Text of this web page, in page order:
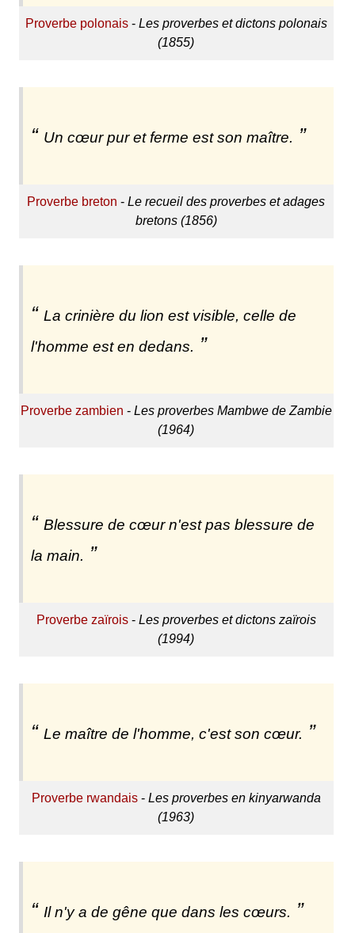
Proverbe polonais- Les proverbes et dictons polonais
(1855)
Un cœur pur et ferme est son maître.
Proverbe breton -Le recueil des proverbes et adages
bretons (1856)
La crinière du lion est visible, celle de
l'homme est en dedans.
Proverbe zambien - Les proverbes Mambwe de Zambie
(1964)
Blessure de cœur n'est pas blessure de
la main.
Proverbe zaïrois- Les proverbes et dictons zaïrois
(1994)
Le maître de l'homme, c'est son cœur.
Proverbe rwandais- Les proverbes en kinyarwanda
(1963)
Il n'y a de gêne que dans les cœurs.